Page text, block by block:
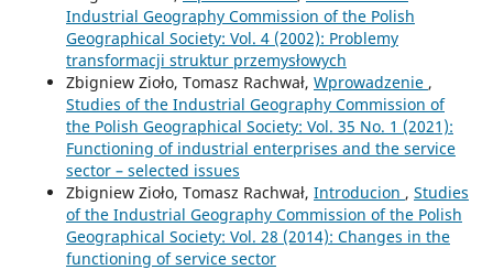
Industrial Geography Commission of the Polish
Geographical Society: Vol. 4 (2002): Problemy
transformacji struktur przemysłowych
Zbigniew Zioło, Tomasz Rachwał, Wprowadzenie ,
Studies of the Industrial Geography Commission of
the Polish Geographical Society: Vol. 35 No. 1 (2021):
Functioning of industrial enterprises and the service
sector – selected issues
Zbigniew Zioło, Tomasz Rachwał, Introducion , Studies
of the Industrial Geography Commission of the Polish
Geographical Society: Vol. 28 (2014): Changes in the
functioning of service sector